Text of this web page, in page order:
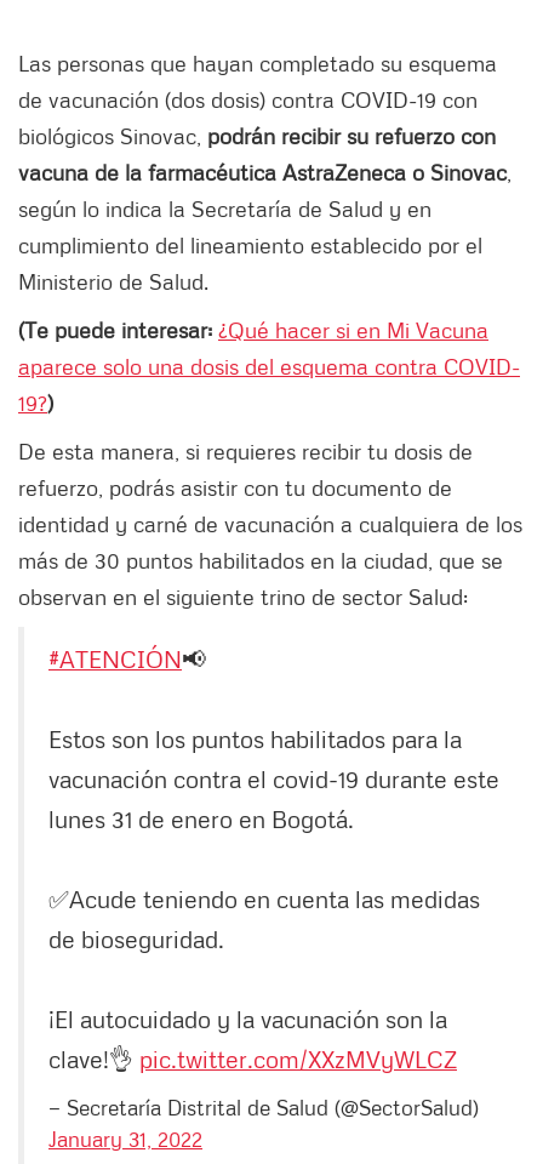
Las personas que hayan completado su esquema
de vacunación (dos dosis) contra COVID-19 con
biológicos Sinovac, podrán recibir su refuerzo con
vacuna de la farmacéutica AstraZeneca o Sinovac,
según lo indica la Secretaría de Salud y en
cumplimiento del lineamiento establecido por el
Ministerio de Salud.
(Te puede interesar: ¿Qué hacer si en Mi Vacuna
aparece solo una dosis del esquema contra COVID-
19?)
De esta manera, si requieres recibir tu dosis de
refuerzo, podrás asistir con tu documento de
identidad y carné de vacunación a cualquiera de los
más de 30 puntos habilitados en la ciudad, que se
observan en el siguiente trino de sector Salud:
#ATENCIÓN📢
Estos son los puntos habilitados para la
vacunación contra el covid-19 durante este
lunes 31 de enero en Bogotá.
✅Acude teniendo en cuenta las medidas
de bioseguridad.
¡El autocuidado y la vacunación son la
clave!👌 pic.twitter.com/XXzMVyWLCZ
— Secretaría Distrital de Salud (@SectorSalud)
January 31, 2022